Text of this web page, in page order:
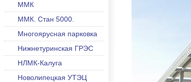
ММК
ММК. Стан 5000.
Многоярусная парковка
Нижнетуринская ГРЭС
НЛМК-Калуга
Новолипецкая УТЭЦ